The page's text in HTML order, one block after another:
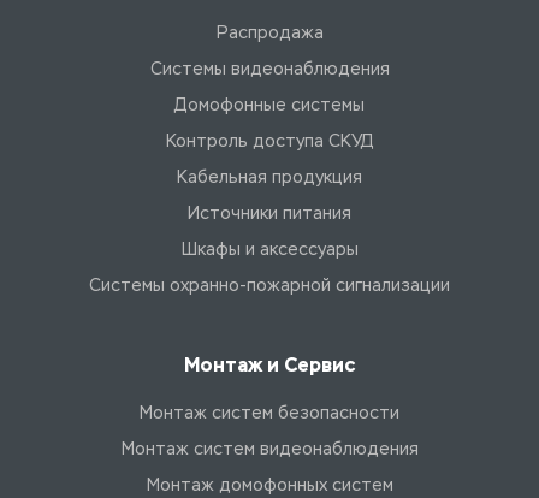
Распродажа
Системы видеонаблюдения
Домофонные системы
Контроль доступа СКУД
Кабельная продукция
Источники питания
Шкафы и аксессуары
Системы охранно-пожарной сигнализации
Монтаж и Сервис
Монтаж систем безопасности
Монтаж систем видеонаблюдения
Монтаж домофонных систем